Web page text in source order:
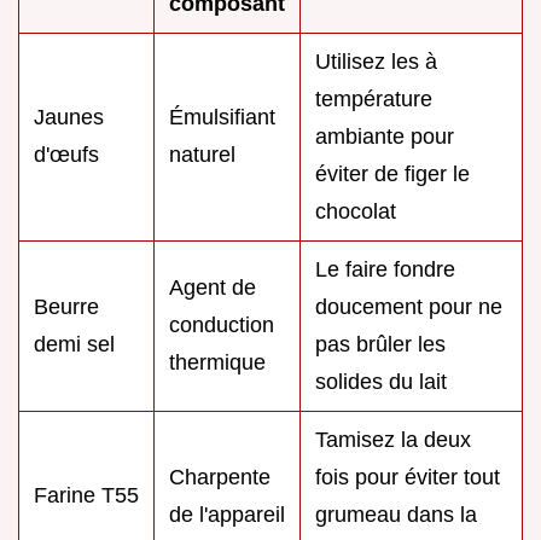
Jaunes
d'œufs
Émulsifiant
naturel
Utilisez les à
température
ambiante pour
éviter de figer le
chocolat
Beurre
demi sel
Agent de
conduction
thermique
Le faire fondre
doucement pour ne
pas brûler les
solides du lait
Farine T55
Charpente
de l'appareil
Tamisez la deux
fois pour éviter tout
grumeau dans la